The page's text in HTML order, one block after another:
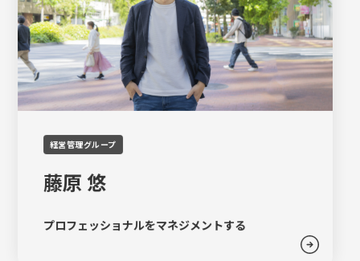
経営管理グループ
藤原 悠
プロフェッショナルをマネジメントする